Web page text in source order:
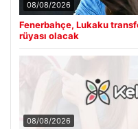
08/08/2026
Fenerbahçe, Lukaku
rüyası olacak
08/08/2026